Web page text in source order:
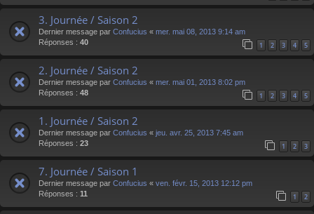
3. Journée / Saison 2
Dernier message par Confucius « mer. mai 08, 2013 9:14 am
Réponses : 40 1 2 3 4 5
2. Journée / Saison 2
Dernier message par Confucius « mer. mai 01, 2013 8:02 pm
Réponses : 48 1 2 3 4 5
1. Journée / Saison 2
Dernier message par Confucius « jeu. avr. 25, 2013 7:45 am
Réponses : 23 1 2 3
7. Journée / Saison 1
Dernier message par Confucius « ven. févr. 15, 2013 12:12 pm
Réponses : 11 1 2